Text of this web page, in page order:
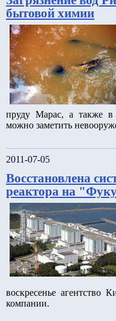
бытовой химии
пруду Марас, а также в
можно заметить
2011-07-05
Восстановлена
реактора на
воскресенье агентство
компании.